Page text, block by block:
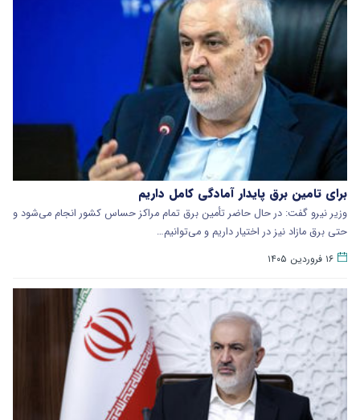
برای تامین برق پایدار آمادگی کامل داریم
وزیر نیرو گفت: در حال حاضر تأمین برق تمام مراکز حساس کشور انجام می‌شود و
حتی برق مازاد نیز در اختیار داریم و می‌توانیم…
۱۶ فروردین ۱۴۰۵